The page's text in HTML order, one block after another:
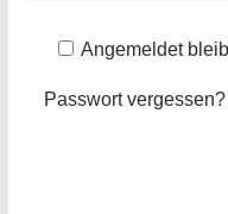
Angemeldet
Passwort vergessen?